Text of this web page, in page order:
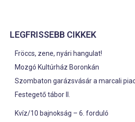
LEGFRISSEBB CIKKEK
Fröccs, zene, nyári hangulat!
Mozgó Kultúrház Boronkán
Szombaton garázsvásár a marcali
Festegető tábor II.
Kvíz/10 bajnokság – 6. forduló